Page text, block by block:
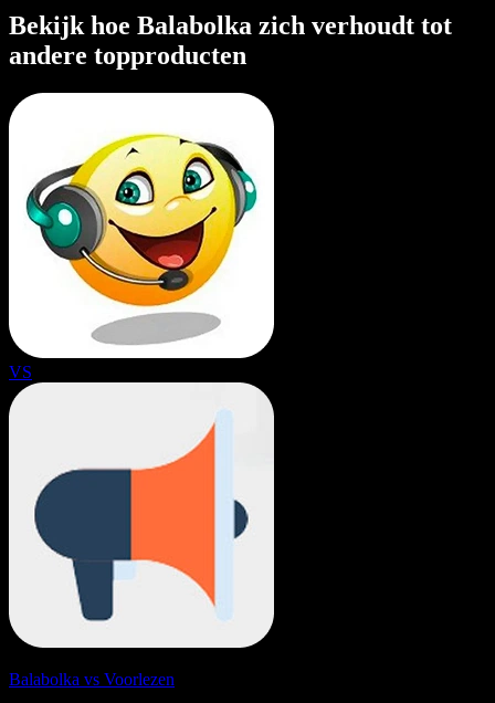
Bekijk hoe Balabolka zich verhoudt tot
andere topproducten
VS
Balabolka vs Voorlezen